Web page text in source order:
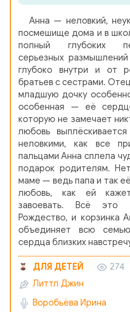
09_Nachalo
11_Den_vtoroy
12_Drugoe_napravlenie
13_Posle_shkoly
14_Chto_pridumal_Rudi
16_Ann_a_tvorit_chudesa
17_Rozhdestvo_na_poroge
19_Ot_Anny
Анна — неловкий,
посмешище дома и в
полный глубоких
серьезных
глубоко внутри и от
братьев с сестрами.
младшую дочку
особенная — её
которую не замечает
любовь
неловкими, как все
пальцами Анна сплела
подарок родителям.
маме — ведь папа и так
любовь, как ей
завоевать. Всё это
Рождество, и корзинка
объединяет всю
сердца близких
ДЛЯ ДЕТЕЙ
274
Литтл Джин
Воробьёва Ирина